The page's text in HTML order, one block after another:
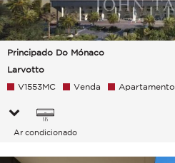
Principado Do Mónaco
Larvotto
V1553MC Venda Apartamento
Ar condicionado